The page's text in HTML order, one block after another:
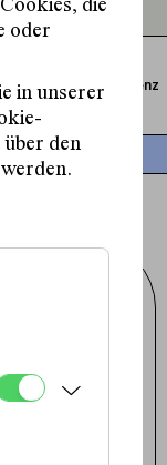
Regieassistenz
die
oder
in unserer
den